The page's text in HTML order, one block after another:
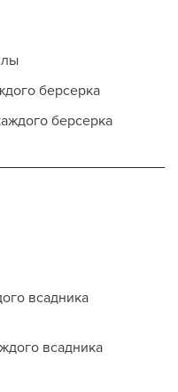
берсерка
берсерка
всадника
всадника